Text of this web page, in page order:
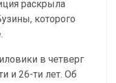
раскрыла
которого
в четверг
и 26-ти лет. Об